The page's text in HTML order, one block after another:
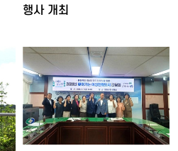
행사 개최